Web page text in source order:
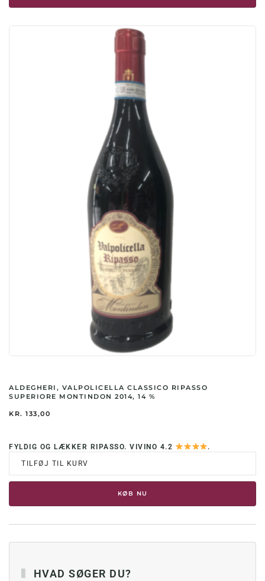
ALDEGHERI, VALPOLICELLA CLASSICO RIPASSO
SUPERIORE MONTINDON 2014, 14 %
KR. 133,00
FYLDIG OG LÆKKER RIPASSO. VIVINO 4.2
.
TILFØJ TIL KURV
KØB NU
HVAD SØGER DU?